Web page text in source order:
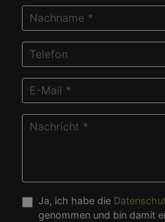
Ja, ich habe die
genommen und bin damit